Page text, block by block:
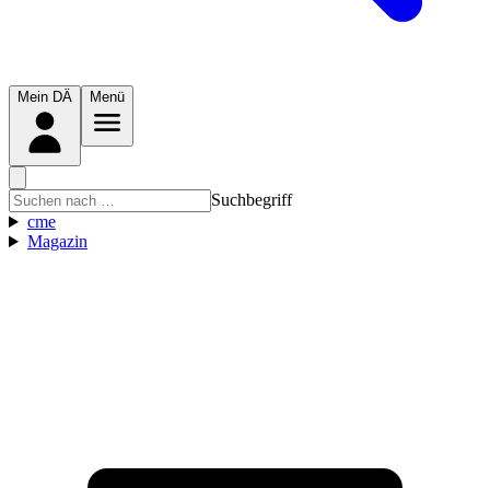
Mein DÄ Menü
Suchbegriff
cme
Magazin